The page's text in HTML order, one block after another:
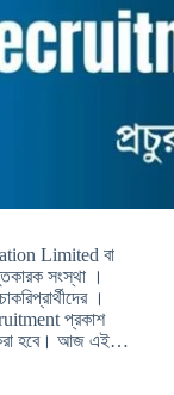
Limited বা
সংস্থা ।
।
প্রকাশ
করা হবে। আজ এই…